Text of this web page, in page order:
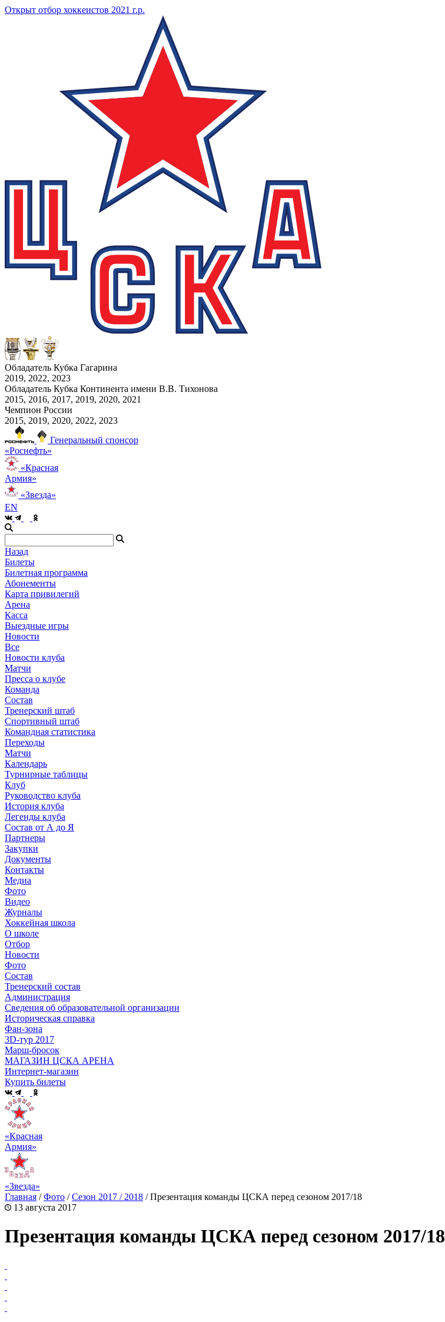
Открыт отбор хоккеистов 2021 г.р.
Обладатель Кубка Гагарина
2019, 2022, 2023
Обладатель Кубка Континента имени В.В. Тихонова
2015, 2016, 2017, 2019, 2020, 2021
Чемпион России
2015, 2019, 2020, 2022, 2023
Генеральный спонсор
«Роснефть»
«Красная
Армия»
«Звезда»
EN
Назад
Билеты
Билетная программа
Абонементы
Карта привилегий
Арена
Касса
Выездные игры
Новости
Все
Новости клуба
Матчи
Пресса о клубе
Команда
Состав
Тренерский штаб
Спортивный штаб
Командная статистика
Переходы
Матчи
Календарь
Турнирные таблицы
Клуб
Руководство клуба
История клуба
Легенды клуба
Состав от А до Я
Партнеры
Закупки
Документы
Контакты
Медиа
Фото
Видео
Журналы
Хоккейная школа
О школе
Отбор
Новости
Фото
Состав
Тренерский состав
Администрация
Сведения об образовательной организации
Историческая справка
Фан-зона
3D-тур 2017
Марш-бросок
МАГАЗИН ЦСКА АРЕНА
Интернет-магазин
Купить билеты
«Красная
Армия»
«Звезда»
Главная /Фото /Сезон 2017 / 2018 /Презентация команды ЦСКА перед сезоном 2017/18
13 августа 2017
Презентация команды ЦСКА перед сезоном 2017/18